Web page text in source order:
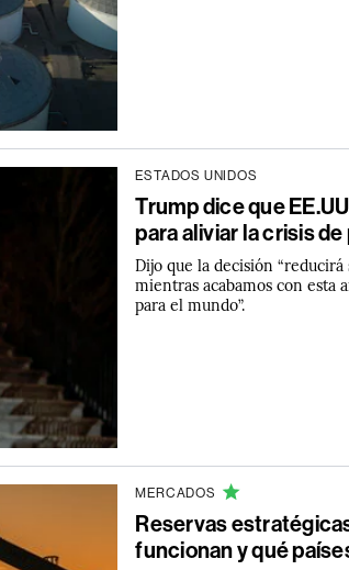
ESTADOS UNIDOS
Trump dice que
para aliviar la crisis
Dijo que la decisión
mientras acabamos con esta
para el mundo”.
MERCADOS
Reservas
funcionan y qué